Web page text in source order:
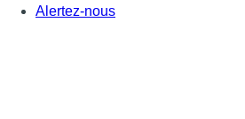
Alertez-nous